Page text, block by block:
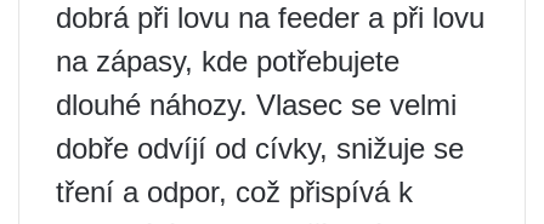
dobrá při lovu na feeder a při lovu
na zápasy, kde potřebujete
dlouhé náhozy. Vlasec se velmi
dobře odvíjí od cívky, snižuje se
tření a odpor, což přispívá k